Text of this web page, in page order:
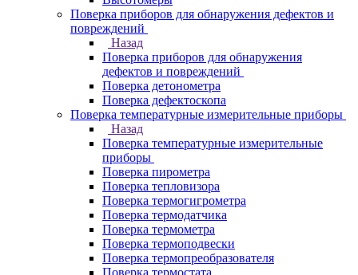
Поверка приборов для обнаружения дефектов и
повреждений
Назад
Поверка приборов для обнаружения
дефектов и повреждений
Поверка детонометра
Поверка дефектоскопа
Поверка температурные измерительные приборы
Назад
Поверка температурные измерительные
приборы
Поверка пирометра
Поверка тепловизора
Поверка термогигрометра
Поверка термодатчика
Поверка термометра
Поверка термоподвески
Поверка термопреобразователя
Поверка термостата